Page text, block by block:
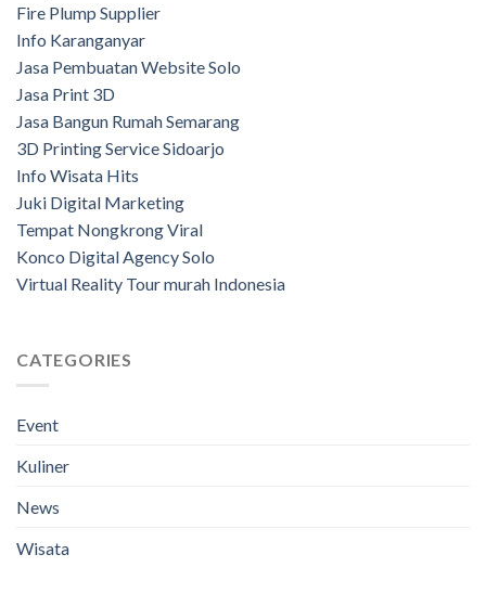
Fire Plump Supplier
Info Karanganyar
Jasa Pembuatan Website Solo
Jasa Print 3D
Jasa Bangun Rumah Semarang
3D Printing Service Sidoarjo
Info Wisata Hits
Juki Digital Marketing
Tempat Nongkrong Viral
Konco Digital Agency Solo
Virtual Reality Tour murah Indonesia
CATEGORIES
Event
Kuliner
News
Wisata